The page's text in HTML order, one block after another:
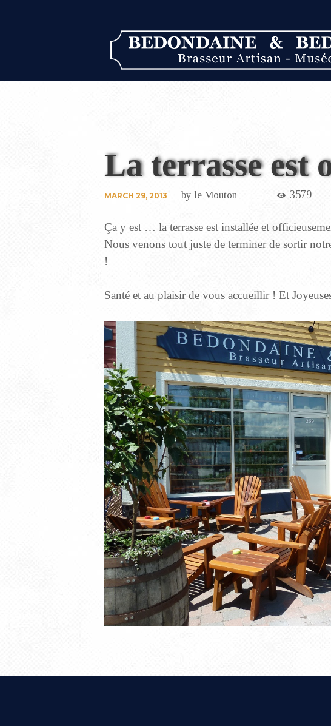
La terrasse est
MARCH 29, 2013 by le Mouton 3579
Ça y est … la terrasse est installée et
Nous venons tout juste de terminer de sortir
!
Santé et au plaisir de vous accueillir ! Et